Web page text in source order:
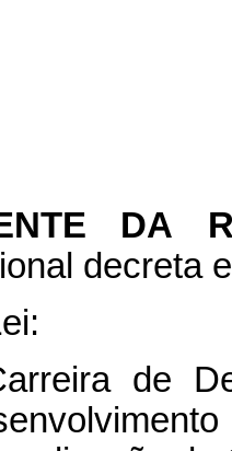
DA
decreta
de